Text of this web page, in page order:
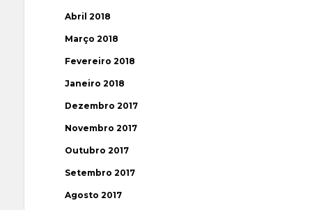
Abril 2018
Março 2018
Fevereiro 2018
Janeiro 2018
Dezembro 2017
Novembro 2017
Outubro 2017
Setembro 2017
Agosto 2017